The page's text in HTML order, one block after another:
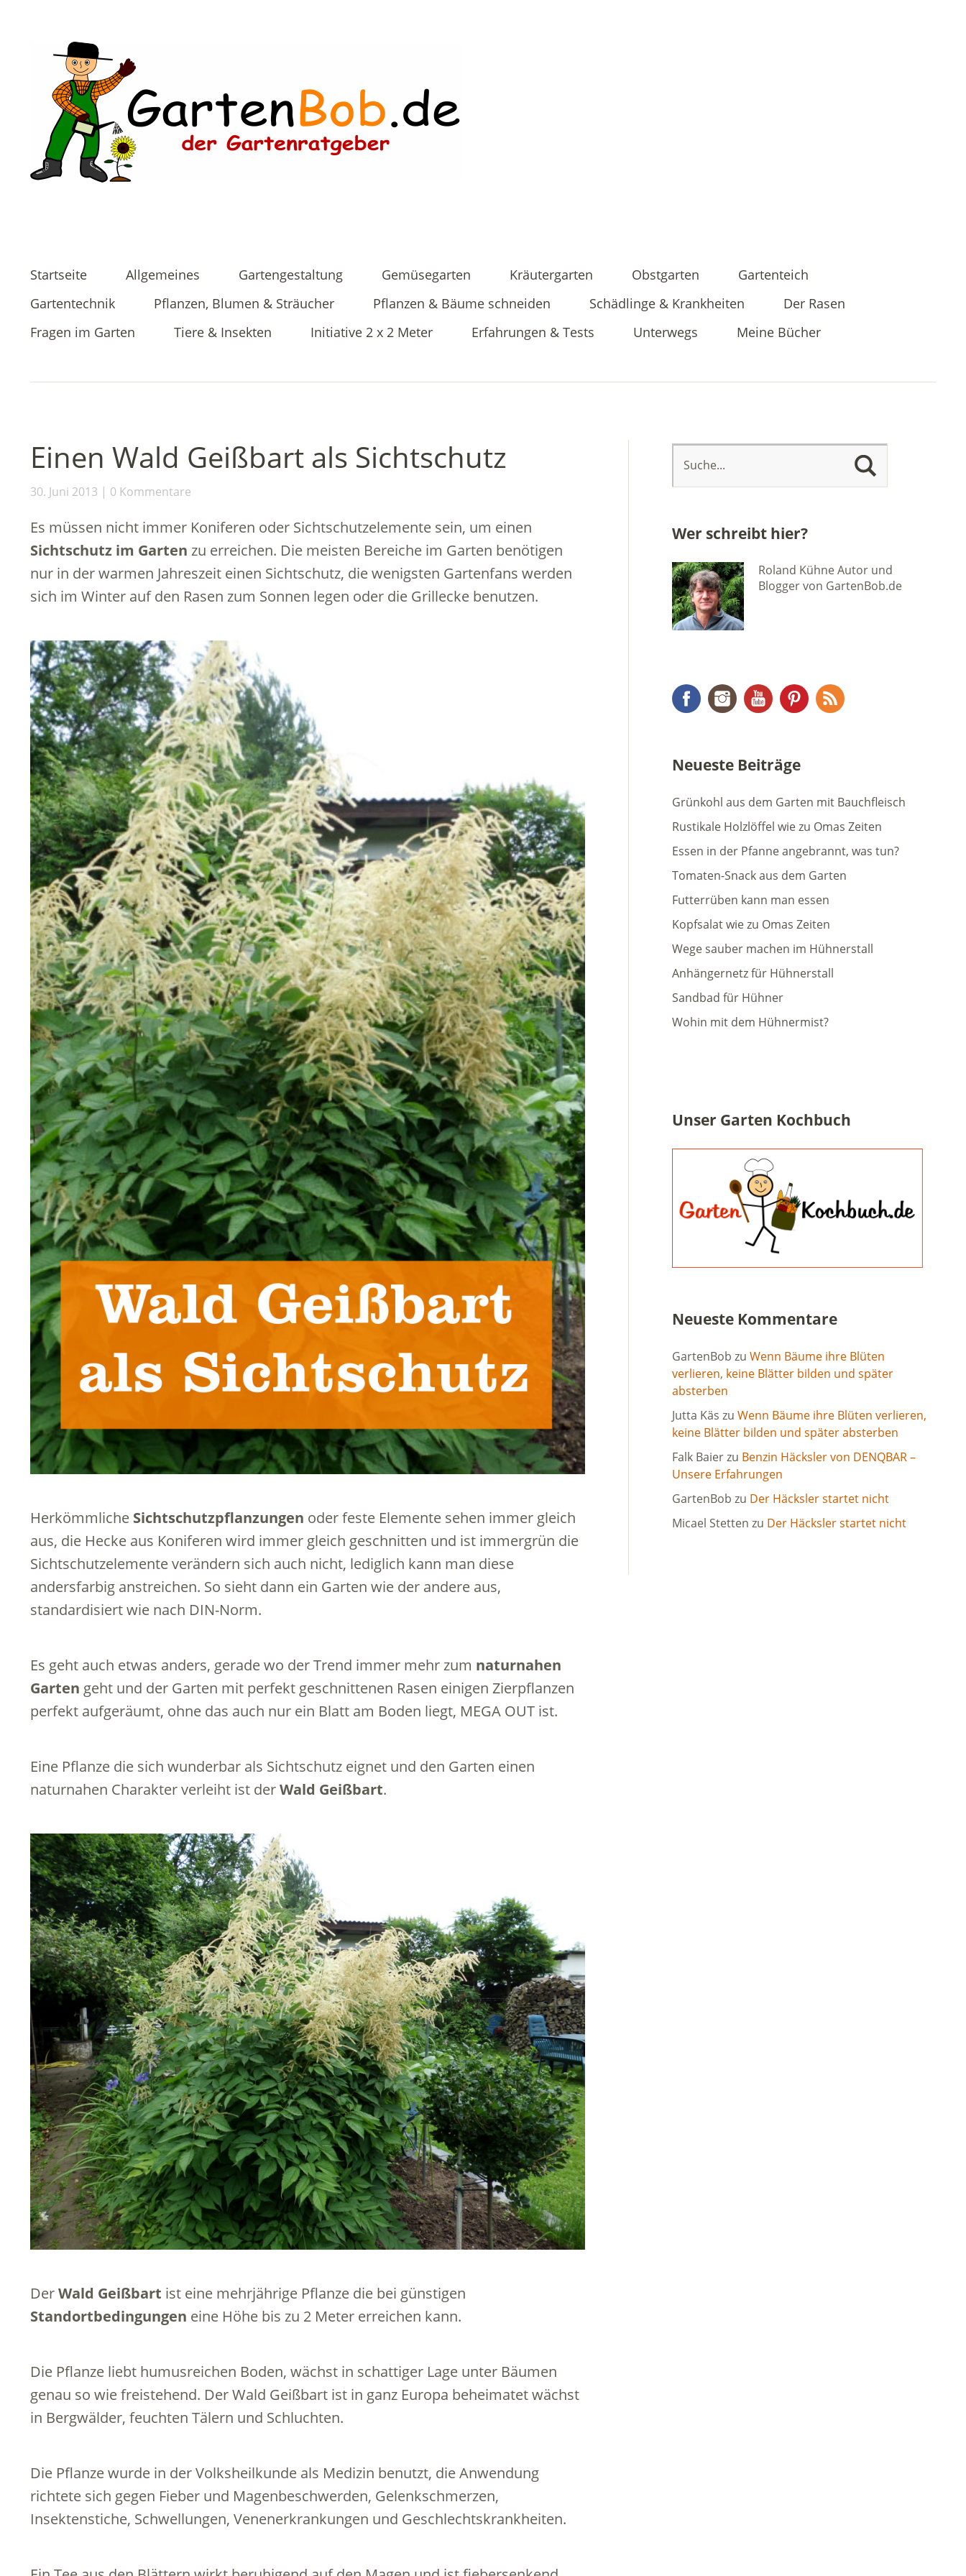
Startseite Allgemeines Gartengestaltung Gemüsegarten Kräutergarten Obstgarten
Gartenteich
Gartentechnik
Pflanzen, Blumen & Sträucher Pflanzen & Bäume schneiden Schädlinge & Krankheiten
Der Rasen
Fragen im Garten
Tiere & Insekten Initiative 2 x 2 Meter Erfahrungen & Tests Unterwegs Meine Bücher
Einen Wald Geißbart als Sichtschutz
30. Juni 2013 0 Kommentare
Es müssen nicht immer Koniferen oder Sichtschutzelemente sein, um einen
Sichtschutz im Garten zu erreichen. Die meisten Bereiche im Garten benötigen
nur in der warmen Jahreszeit einen Sichtschutz, die wenigsten Gartenfans werden
sich im Winter auf den Rasen zum Sonnen legen oder die Grillecke benutzen.
Herkömmliche Sichtschutzpflanzungen oder feste Elemente sehen immer gleich
aus, die Hecke aus Koniferen wird immer gleich geschnitten und ist immergrün die
Sichtschutzelemente verändern sich auch nicht, lediglich kann man diese
andersfarbig anstreichen. So sieht dann ein Garten wie der andere aus,
standardisiert wie nach DIN-Norm.
Es geht auch etwas anders, gerade wo der Trend immer mehr zum naturnahen
Garten geht und der Garten mit perfekt geschnittenen Rasen einigen Zierpflanzen
perfekt aufgeräumt, ohne das auch nur ein Blatt am Boden liegt, MEGA OUT ist.
Eine Pflanze die sich wunderbar als Sichtschutz eignet und den Garten einen
naturnahen Charakter verleiht ist derWald Geißbart.
DerWald Geißbart ist eine mehrjährige Pflanze die bei günstigen
Standortbedingungen eine Höhe bis zu 2 Meter erreichen kann.
Die Pflanze liebt humusreichen Boden, wächst in schattiger Lage unter Bäumen
genau so wie freistehend. Der Wald Geißbart ist in ganz Europa beheimatet wächst
in Bergwälder, feuchten Tälern und Schluchten.
Die Pflanze wurde in der Volksheilkunde als Medizin benutzt, die Anwendung
richtete sich gegen Fieber und Magenbeschwerden, Gelenkschmerzen,
Insektenstiche, Schwellungen, Venenerkrankungen und Geschlechtskrankheiten.
Wer schreibt hier?
Roland Kühne Autor und
Blogger von GartenBob.de
FacebookInstagramYouTubePinterestRSS Feed
Neueste Beiträge
Grünkohl aus dem Garten mit Bauchfleisch
Rustikale Holzlöffel wie zu Omas Zeiten
Essen in der Pfanne angebrannt, was tun?
Tomaten-Snack aus dem Garten
Futterrüben kann man essen
Kopfsalat wie zu Omas Zeiten
Wege sauber machen im Hühnerstall
Anhängernetz für Hühnerstall
Sandbad für Hühner
Wohin mit dem Hühnermist?
Unser Garten Kochbuch
Neueste Kommentare
GartenBob zu Wenn Bäume ihre Blüten
verlieren, keine Blätter bilden und später
absterben
Jutta Käs zu Wenn Bäume ihre Blüten verlieren,
keine Blätter bilden und später absterben
Falk Baierzu Benzin Häcksler von DENQBAR –
Unsere Erfahrungen
GartenBob zu Der Häcksler startet nicht
Micael Stetten zu Der Häcksler startet nicht